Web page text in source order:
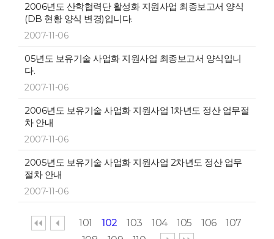
2006년도 산학협력단 활성화 지원사업 최종보고서 양식
(DB 현황 양식 변경)입니다.
2007-11-06
05년도 보유기술 사업화 지원사업 최종보고서 양식입니
다.
2007-11-06
2006년도 보유기술 사업화 지원사업 1차년도 정산 업무절
차 안내
2007-11-06
2005년도 보유기술 사업화 지원사업 2차년도 정산 업무
절차 안내
2007-11-06
101 102 103 104 105 106
107